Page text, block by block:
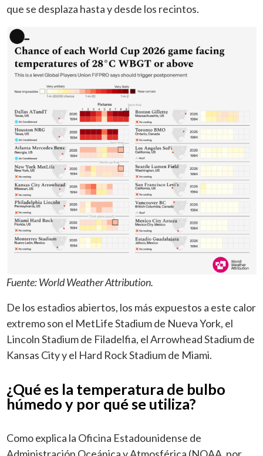
que se desplaza hasta y desde los recintos.
Fuente: World Weather Attribution.
De los estadios abiertos, los más expuestos a este calor
extremo son el MetLife Stadium de Nueva York, el
Lincoln Stadium de Filadelfia, el Arrowhead Stadium de
Kansas City y el Hard Rock Stadium de Miami.
¿Qué es la temperatura de bulbo
húmedo y por qué se utiliza?
Como explica la Oficina Estadounidense de
Administración Oceánica y Atmosférica (NOAA, por